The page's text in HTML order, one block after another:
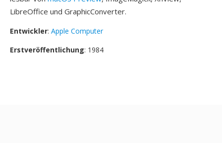
LibreOffice und GraphicConverter.
Entwickler: Apple Computer
Erstveröffentlichung: 1984